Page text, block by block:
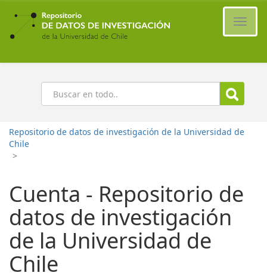
Ir
contenido
principal
Buscar
Repositorio de datos de investigación de la Universidad de
Chile
>
Cuenta - Repositorio de
datos de investigación
de la Universidad de
Chile